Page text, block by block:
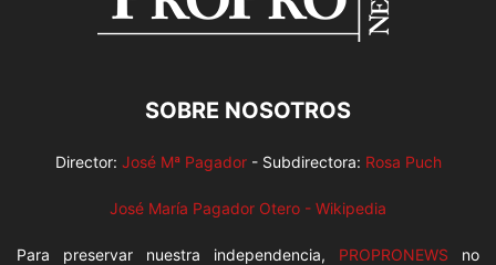
SOBRE NOSOTROS
Director: José Mª Pagador- Subdirectora: Rosa Puch
José María Pagador Otero - Wikipedia
Para preservar nuestra independencia, PROPRONEWS no